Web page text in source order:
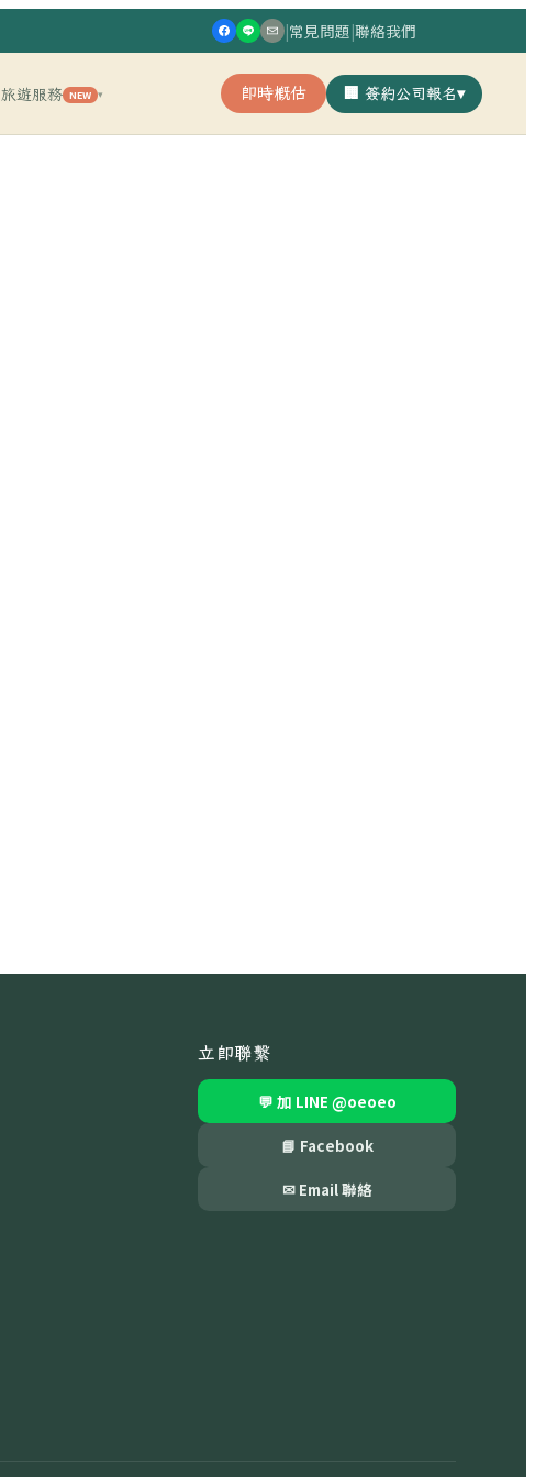
|常見問題|聯絡我們
旅遊服務 NEW ▾ 即時概估 🏢 簽約公司報名▾
立即聯繫
💬 加 LINE @oeoeo
📘 Facebook
✉ Email 聯絡